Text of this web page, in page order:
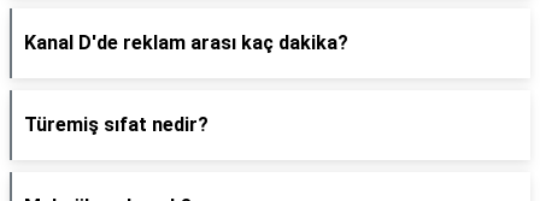
Kanal D'de reklam arası kaç dakika?
Türemiş sıfat nedir?